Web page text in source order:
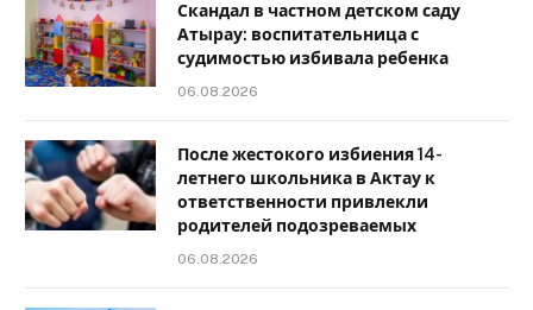
Скандал в частном детском саду
Атырау: воспитательница с
судимостью избивала ребенка
06.08.2026
После жестокого избиения 14-
летнего школьника в Актау к
ответственности привлекли
родителей подозреваемых
06.08.2026